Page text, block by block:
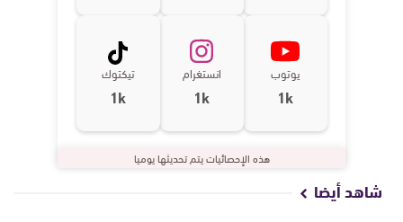
يوتوب
1k
انستغرام
1k
تيكتوك
1k
هذه الإحصائيات يتم تحديثها يوميا
شاهد أيضا